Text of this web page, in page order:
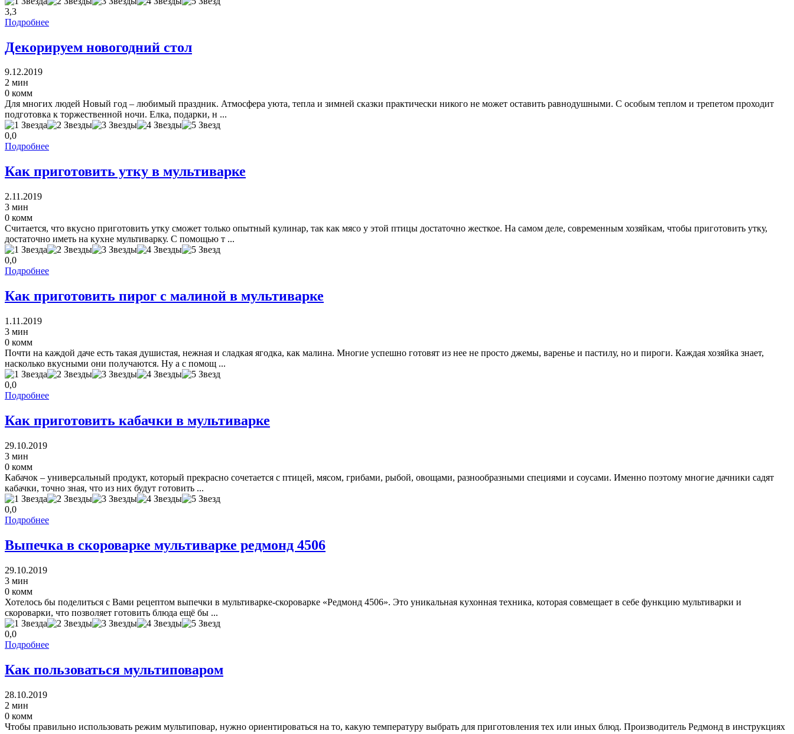
3,3
Подробнее
Декорируем новогодний стол
9.12.2019
2 мин
0 комм
Для многих людей Новый год – любимый праздник. Атмосфера уюта, тепла и зимней сказки практически никого не может оставить равнодушными. С особым теплом и трепетом проходит
подготовка к торжественной ночи. Елка, подарки, н ...
0,0
Подробнее
Как приготовить утку в мультиварке
2.11.2019
3 мин
0 комм
Считается, что вкусно приготовить утку сможет только опытный кулинар, так как мясо у этой птицы достаточно жесткое. На самом деле, современным хозяйкам, чтобы приготовить утку,
достаточно иметь на кухне мультиварку. С помощью т ...
0,0
Подробнее
Как приготовить пирог с малиной в мультиварке
1.11.2019
3 мин
0 комм
Почти на каждой даче есть такая душистая, нежная и сладкая ягодка, как малина. Многие успешно готовят из нее не просто джемы, варенье и пастилу, но и пироги. Каждая хозяйка знает,
насколько вкусными они получаются. Ну а с помощ ...
0,0
Подробнее
Как приготовить кабачки в мультиварке
29.10.2019
3 мин
0 комм
Кабачок – универсальный продукт, который прекрасно сочетается с птицей, мясом, грибами, рыбой, овощами, разнообразными специями и соусами. Именно поэтому многие дачники садят
кабачки, точно зная, что из них будут готовить ...
0,0
Подробнее
Выпечка в скороварке мультиварке редмонд 4506
29.10.2019
3 мин
0 комм
Хотелось бы поделиться с Вами рецептом выпечки в мультиварке-скороварке «Редмонд 4506». Это уникальная кухонная техника, которая совмещает в себе функцию мультиварки и
скороварки, что позволяет готовить блюда ещё бы ...
0,0
Подробнее
Как пользоваться мультиповаром
28.10.2019
2 мин
0 комм
Чтобы правильно использовать режим мультиповар, нужно ориентироваться на то, какую температуру выбрать для приготовления тех или иных блюд. Производитель Редмонд в инструкциях